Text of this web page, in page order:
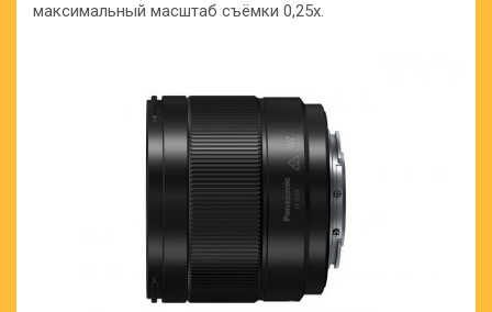
максимальный масштаб съёмки 0,25х.